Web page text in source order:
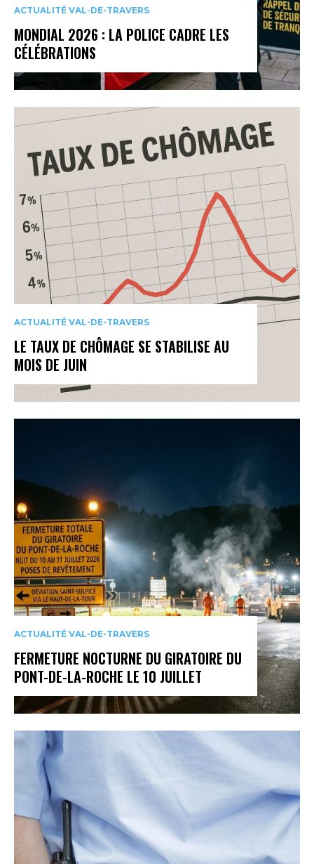
ACTUALITÉ VAL-DE-TRAVERS
MONDIAL 2026 : LA POLICE CADRE LES
CÉLÉBRATIONS
ACTUALITÉ VAL-DE-TRAVERS
LE TAUX DE CHÔMAGE SE STABILISE AU
MOIS DE JUIN
ACTUALITÉ VAL-DE-TRAVERS
FERMETURE NOCTURNE DU GIRATOIRE DU
PONT-DE-LA-ROCHE LE 10 JUILLET